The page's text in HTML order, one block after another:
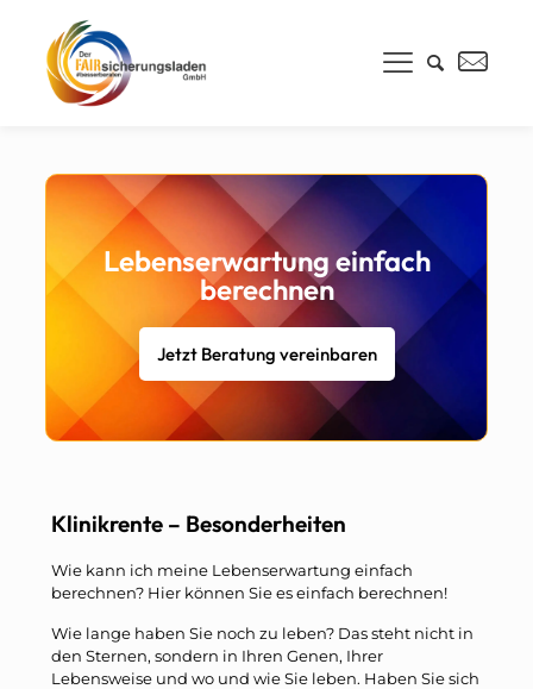
Lebenserwartung einfach
berechnen
Jetzt Beratung vereinbaren
Klinikrente – Besonderheiten
Wie kann ich meine Lebenserwartung einfach
berechnen? Hier können Sie es einfach berechnen!
Wie lange haben Sie noch zu leben? Das steht nicht in
den Sternen, sondern in Ihren Genen, Ihrer
Lebensweise und wo und wie Sie leben. Haben Sie sich